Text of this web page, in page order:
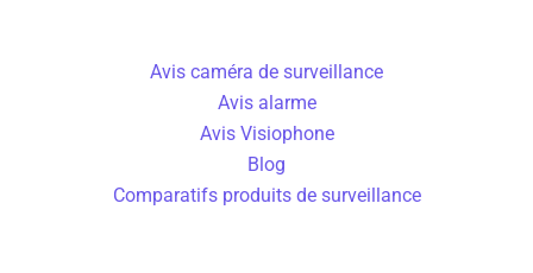
Avis caméra de surveillance
Avis alarme
Avis Visiophone
Blog
Comparatifs produits de surveillance